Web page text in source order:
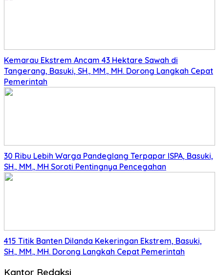
Kemarau Ekstrem Ancam 43 Hektare Sawah di
Tangerang, Basuki, SH., MM., MH. Dorong Langkah Cepat
Pemerintah
30 Ribu Lebih Warga Pandeglang Terpapar ISPA, Basuki,
SH., MM., MH Soroti Pentingnya Pencegahan
415 Titik Banten Dilanda Kekeringan Ekstrem, Basuki,
SH., MM., MH. Dorong Langkah Cepat Pemerintah
Kantor Redaksi